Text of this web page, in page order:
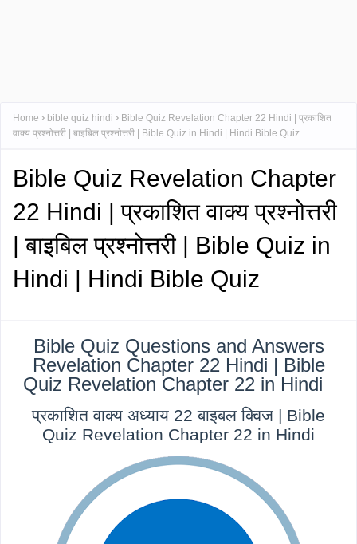
Home bible quiz hindi
Bible Quiz Revelation Chapter 22 Hindi | प्रकाशित
वाक्य प्रश्नोत्तरी | बाइबिल प्रश्नोत्तरी | Bible Quiz in Hindi | Hindi Bible Quiz
Bible Quiz Revelation Chapter
22 Hindi | प्रकाशित वाक्य प्रश्नोत्तरी
| बाइबिल प्रश्नोत्तरी | Bible Quiz in
Hindi | Hindi Bible Quiz
Bible Quiz Questions and Answers
Revelation Chapter 22 Hindi | Bible
Quiz Revelation Chapter 22 in Hindi
प्रकाशित वाक्य अध्याय 22 बाइबल क्विज | Bible
Quiz Revelation Chapter 22 in Hindi